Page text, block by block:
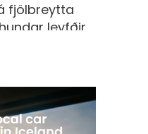
fjölbreytta
leyfðir,
húsbíla,
Svæðið er einnig
afþreyingar